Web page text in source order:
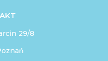
29/8